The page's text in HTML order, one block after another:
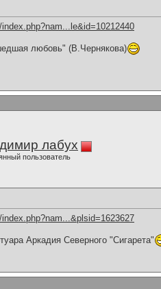
любовь" (В.Чернякова)
лабух
пользователь
Аркадия Северного "Сигарета"